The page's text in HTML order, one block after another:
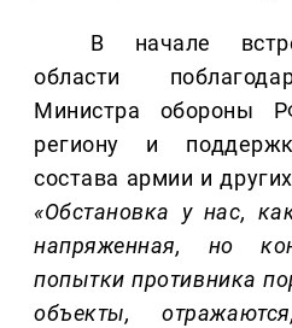
В начале
области
Министра обороны
региону и
состава армии и
«Обстановка у нас,
напряженная, но
попытки противника
объекты,